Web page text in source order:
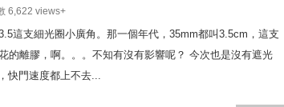
6,622 views+
這支細光圈小廣角。那一個年代，35mm都叫3.5cm，這支
的離膠，啊。。。不知有沒有影響呢？ 今次也是沒有遮光
快門速度都上不去...